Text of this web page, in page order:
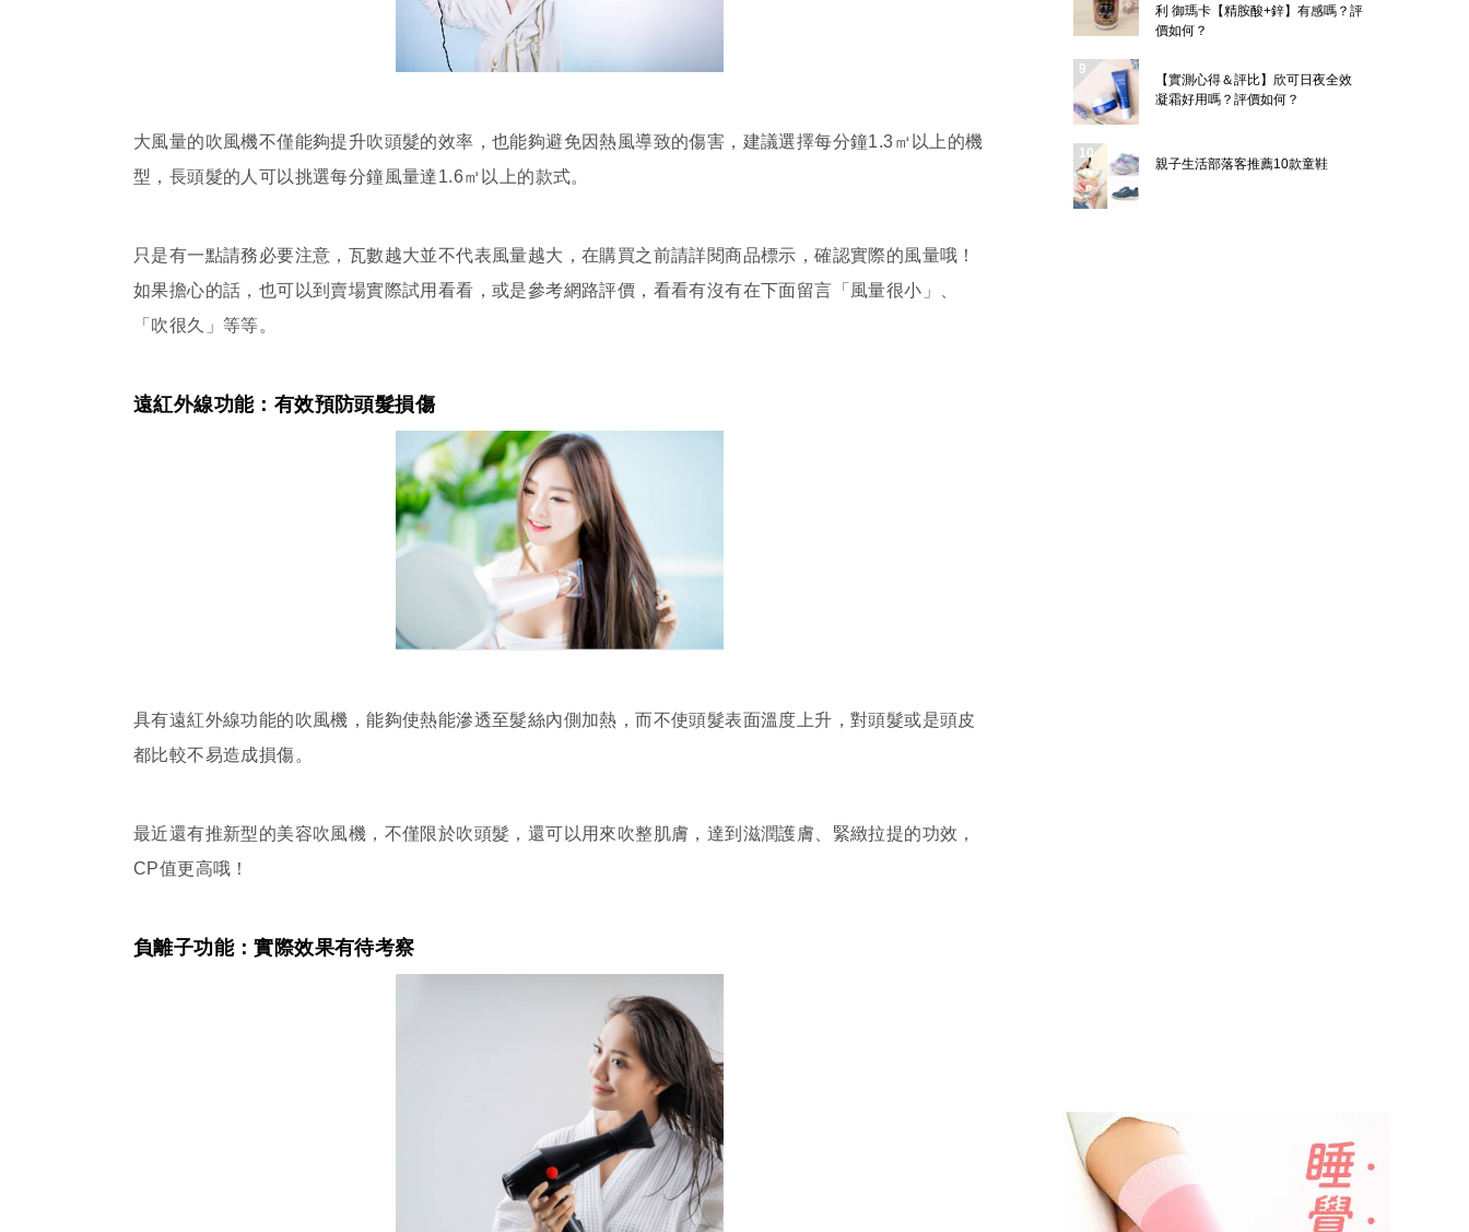
大風量的吹風機不僅能夠提升吹頭髮的效率，也能夠避免因熱風導致的傷害，建議選擇每分鐘1.3㎥以上的機
型，長頭髮的人可以挑選每分鐘風量達1.6㎥以上的款式。
只是有一點請務必要注意，瓦數越大並不代表風量越大，在購買之前請詳閱商品標示，確認實際的風量哦！
如果擔心的話，也可以到賣場實際試用看看，或是參考網路評價，看看有沒有在下面留言「風量很小」、
「吹很久」等等。
遠紅外線功能：有效預防頭髮損傷
具有遠紅外線功能的吹風機，能夠使熱能滲透至髮絲內側加熱，而不使頭髮表面溫度上升，對頭髮或是頭皮
都比較不易造成損傷。
最近還有推新型的美容吹風機，不僅限於吹頭髮，還可以用來吹整肌膚，達到滋潤護膚、緊緻拉提的功效，
CP值更高哦！
負離子功能：實際效果有待考察
利 御瑪卡【精胺酸+鋅】有感嗎？評
價如何？
【實測心得＆評比】欣可日夜全效
凝霜好用嗎？評價如何？
親子生活部落客推薦10款童鞋